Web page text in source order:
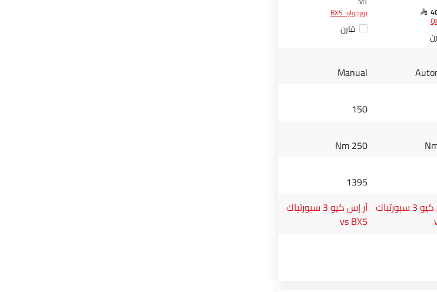
SAR
بورجوارد BX5
قارن
Manual
150
250 Nm
1395
آر إس كيو 3 سبورتباك
آر إس كيو 3 سبورتباك
vs BX5